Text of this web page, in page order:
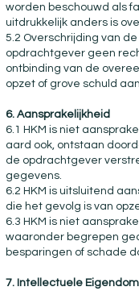
worden beschouwd als
uitdrukkelijk anders is
5.2 Overschrijding van
opdrachtgever geen
ontbinding van de
opzet of grove schuld
6. Aansprakelijkheid
6.1 HKM is niet
aard ook, ontstaan
de opdrachtgever
gegevens.
6.2 HKM is uitsluitend
die het gevolg is van
6.3 HKM is niet
waaronder begrepen
besparingen of schade
7. Intellectuele Eigendom